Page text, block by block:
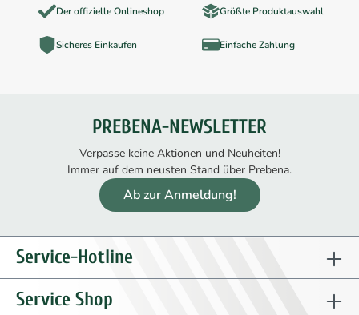
Der offizielle Onlineshop Größte Produktauswahl
Sicheres Einkaufen Einfache Zahlung
PREBENA-NEWSLETTER
Verpasse keine Aktionen und Neuheiten!
Immer auf dem neusten Stand über Prebena.
Ab zur Anmeldung!
Service-Hotline
Service Shop